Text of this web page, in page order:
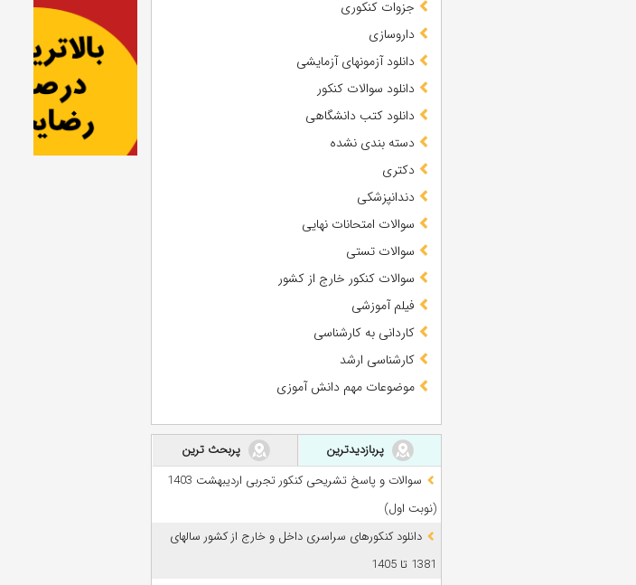
جزوات کنکوری
داروسازی
دانلود آزمونهای آزمایشی
دانلود سوالات کنکور
دانلود کتب دانشگاهی
دسته بندی نشده
دکتری
دندانپزشکی
سوالات امتحانات نهایی
سوالات تستی
سوالات کنکور خارج از کشور
فیلم آموزشی
کاردانی به کارشناسی
کارشناسی ارشد
موضوعات مهم دانش آموزی
پربازدیدترین
پربحث ترین
سوالات و پاسخ تشریحی کنکور تجربی اردیبهشت 1403
(نوبت اول)
دانلود کنکورهای سراسری داخل و خارج از کشور سالهای
1381 تا 1405